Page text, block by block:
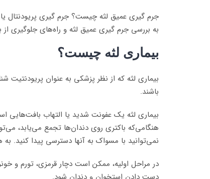
جرم گیری عمیق لثه چیست؟ جرم گیری پریودنتال یا
به بررسی جرم گیری عمیق لثه و راه‌های جلوگیری از
بیماری لثه چیست؟
باشند.
بیماری لثه یک عفونت شدید یا التهاب بافت‌هایی
هنگامی‌که باکتری روی دندان‌ها تجمع می‌یابد،
نمی‌توانید با مسواک به آنها دسترسی پیدا کنید.
در مراحل اولیه، ممکن است دچار قرمزی، تورم و